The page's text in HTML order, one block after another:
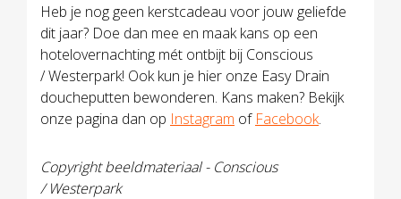
Heb je nog geen kerstcadeau voor jouw geliefde
dit jaar? Doe dan mee en maak kans op een
hotelovernachting mét ontbijt bij Conscious
/ Westerpark! Ook kun je hier onze Easy Drain
doucheputten bewonderen. Kans maken? Bekijk
onze pagina dan op Instagram of Facebook.
Copyright beeldmateriaal - Conscious
/ Westerpark